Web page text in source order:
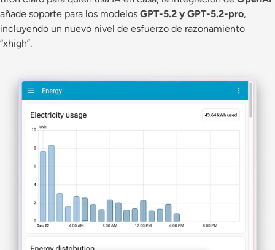
añade soporte para los modelos GPT-5.2 y GPT-5.2-pro,
incluyendo un nuevo nivel de esfuerzo de razonamiento
“xhigh”.